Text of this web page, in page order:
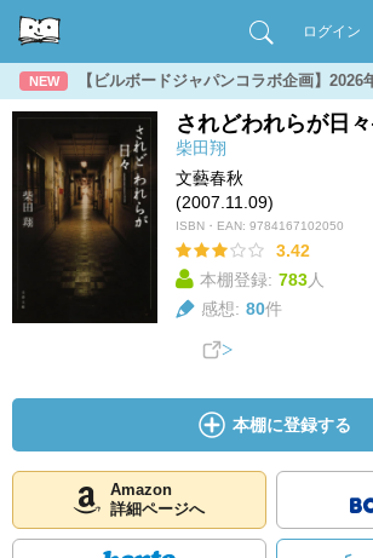
ログイン
NEW 【ビルボードジャパンコラボ企画】
されどわれらが日
柴田翔
文藝春秋
(2007.11.09)
ISBN・EAN: 9784167102050
3.42
本棚登録: 783人
感想: 80件
本棚に登録する
Amazon
詳細ページへ